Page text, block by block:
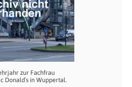
zur Fachfrau
Donald´s in Wuppertal.